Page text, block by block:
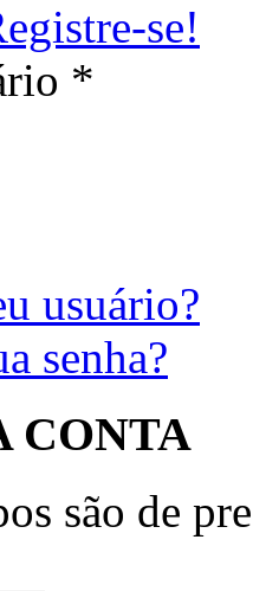
se!
*
usuário?
senha?
CONTA
são de